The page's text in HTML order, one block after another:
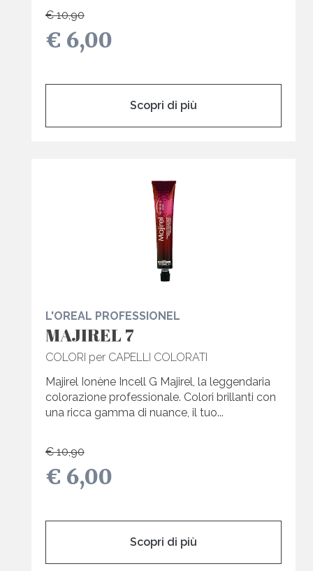
€ 10,90
€ 6,00
Scopri di più
L'OREAL PROFESSIONEL
MAJIREL 7
COLORI per CAPELLI COLORATI
Majirel Ionène Incell G Majirel, la leggendaria
colorazione professionale. Colori brillanti con
una ricca gamma di nuance, il tuo...
€ 10,90
€ 6,00
Scopri di più